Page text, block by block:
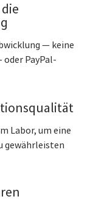
— keine
PayPal-
Labor, um eine
gewährleisten